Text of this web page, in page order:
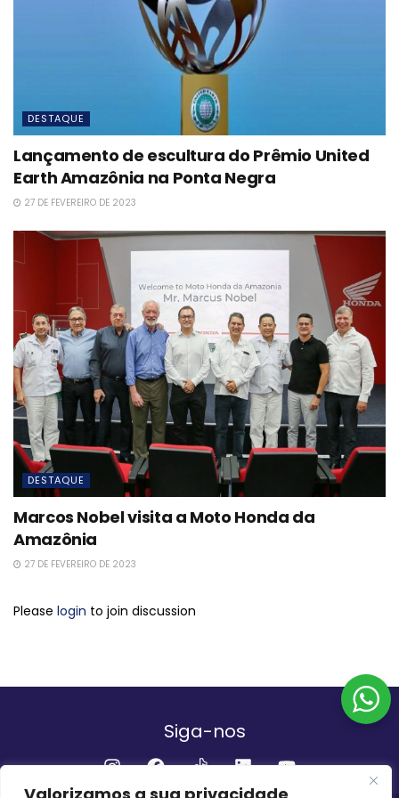
DESTAQUE
Lançamento de escultura do Prêmio United
Earth Amazônia na Ponta Negra
27 DE FEVEREIRO DE 2023
DESTAQUE
Marcos Nobel visita a Moto Honda da
Amazônia
27 DE FEVEREIRO DE 2023
Please login to join discussion
Siga-nos